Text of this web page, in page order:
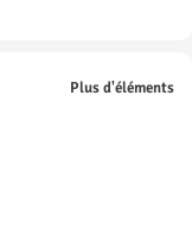
Plus d'éléments